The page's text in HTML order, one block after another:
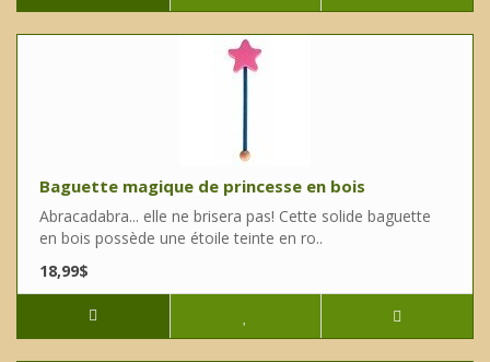
Baguette magique de princesse en bois
Abracadabra... elle ne brisera pas! Cette solide baguette
en bois possède une étoile teinte en ro..
18,99$